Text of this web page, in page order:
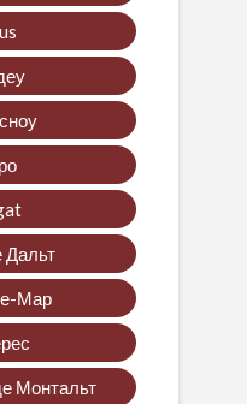
Дальт
Мар
Монтальт